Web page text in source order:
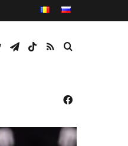
Caută
RSS
TikTok
Telegram
Twitter
Facebook